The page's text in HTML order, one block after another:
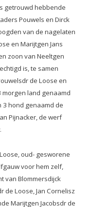
getrouwd hebbende
Pouwels en Dirck
van de nagelaten
en Marijtgen Jans
zoon van Neeltgen
is, te samen
de Loose en
morgen land genaamd
3 hond genaamd de
Pijnacker, de werf
oud- gesworene
voor hem zelf,
van Blommersdijck
de Loose, Jan Cornelisz
Marijtgen Jacobsdr de